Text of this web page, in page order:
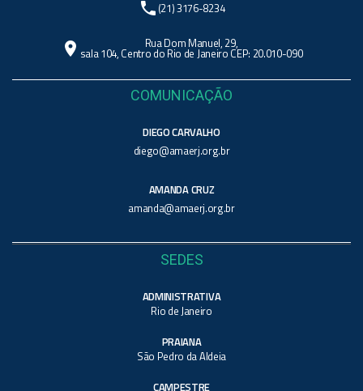
phone (21) 3176-8234
location_on Rua Dom Manuel, 29,
sala 104, Centro do Rio de Janeiro CEP: 20.010-090
COMUNICAÇÃO
DIEGO CARVALHO
diego@amaerj.org.br
AMANDA CRUZ
amanda@amaerj.org.br
SEDES
ADMINISTRATIVA
Rio de Janeiro
PRAIANA
São Pedro da Aldeia
CAMPESTRE